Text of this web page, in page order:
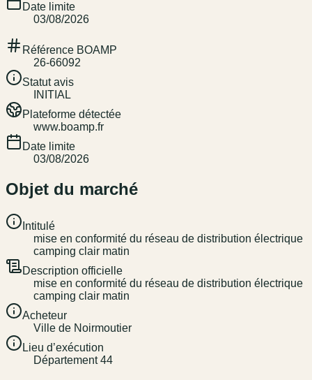
Date limite
03/08/2026
Référence BOAMP
26-66092
Statut avis
INITIAL
Plateforme détectée
www.boamp.fr
Date limite
03/08/2026
Objet du marché
Intitulé
mise en conformité du réseau de distribution électrique
camping clair matin
Description officielle
mise en conformité du réseau de distribution électrique
camping clair matin
Acheteur
Ville de Noirmoutier
Lieu d’exécution
Département 44